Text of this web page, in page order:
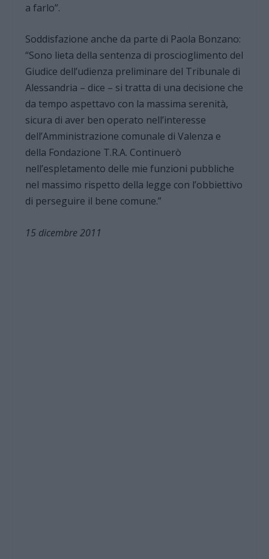
a farlo”.
Soddisfazione anche da parte di Paola Bonzano:
“Sono lieta della sentenza di proscioglimento del
Giudice dell’udienza preliminare del Tribunale di
Alessandria – dice – si tratta di una decisione che
da tempo aspettavo con la massima serenità,
sicura di aver ben operato nell’interesse
dell’Amministrazione comunale di Valenza e
della Fondazione T.R.A. Continuerò
nell’espletamento delle mie funzioni pubbliche
nel massimo rispetto della legge con l’obbiettivo
di perseguire il bene comune.”
15 dicembre 2011